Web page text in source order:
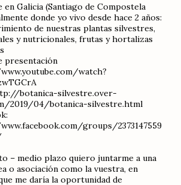
en Galicia (Santiago de Compostela
donde yo vivo desde hace 2 años:
de nuestras plantas silvestres,
y nutricionales, frutas y hortalizas
presentación
watch?
botanica-silvestre.over-
2019/04/botanica-silvestre.html
groups/2373147559
– medio plazo quiero juntarme a una
o asociación como la vuestra, en
me daría la oportunidad de